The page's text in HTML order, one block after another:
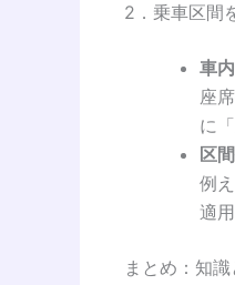
2．乗車区間
車
座
に
区
例
適
まとめ：知